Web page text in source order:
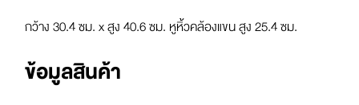
กว้าง 30.4 ซม. x สูง 40.6 ซม. หูหิ้วคล้องแขน สูง 25.4 ซม.
ข้อมูลสินค้า